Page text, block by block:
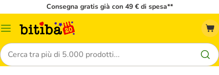
Consegna gratis già con 49 € di spesa**
Overview
Cerca